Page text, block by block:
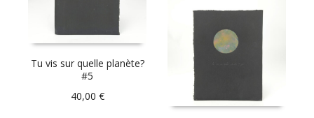
Tu vis sur quelle planète?
#5
40,00 €